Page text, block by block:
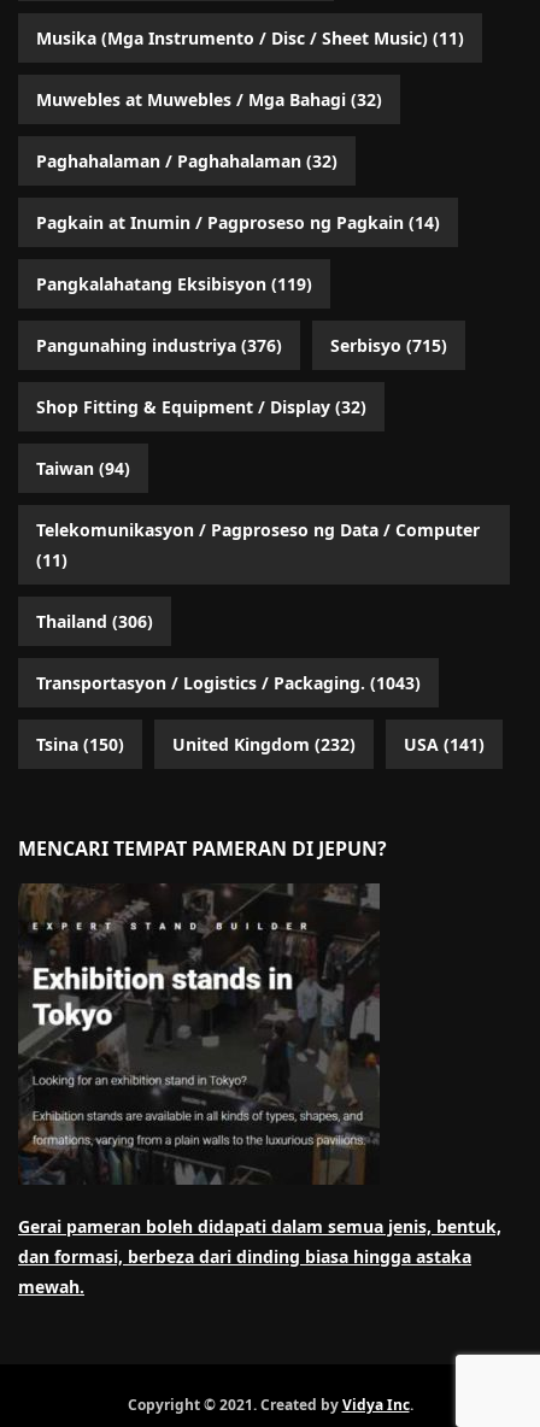
Musika (Mga Instrumento / Disc / Sheet Music) (11)
Muwebles at Muwebles / Mga Bahagi (32)
Paghahalaman / Paghahalaman (32)
Pagkain at Inumin / Pagproseso ng Pagkain (14)
Pangkalahatang Eksibisyon (119)
Pangunahing industriya (376) Serbisyo (715)
Shop Fitting & Equipment / Display (32)
Taiwan (94)
Telekomunikasyon / Pagproseso ng Data / Computer
(11)
Thailand (306)
Transportasyon / Logistics / Packaging. (1043)
Tsina (150) United Kingdom (232) USA (141)
MENCARI TEMPAT PAMERAN DI JEPUN?
Gerai pameran boleh didapati dalam semua jenis, bentuk,
dan formasi, berbeza dari dinding biasa hingga astaka
mewah.
Copyright © 2021. Created byVidya Inc.